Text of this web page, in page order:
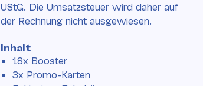
Inhalt
18x Booster
3x Promo-Karten
UStG. Die Umsatzsteuer wird daher auf
der Rechnung nicht ausgewiesen.